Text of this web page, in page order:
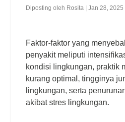
Diposting oleh Rosita |Jan 28, 2025
Faktor-faktor yang
penyakit meliputi
kondisi lingkungan, praktik
kurang optimal, tingginya
lingkungan, serta
akibat stres lingkungan.